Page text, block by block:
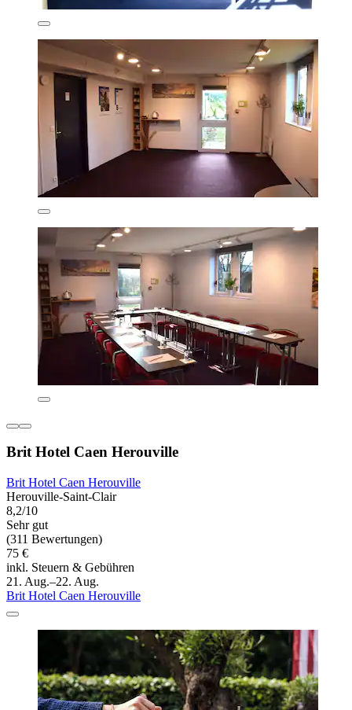
Brit Hotel Caen Herouville
Brit Hotel Caen Herouville
Herouville-Saint-Clair
8,2/10
Sehr gut
(311 Bewertungen)
75 €
inkl. Steuern & Gebühren
21. Aug.–22. Aug.
Brit Hotel Caen Herouville